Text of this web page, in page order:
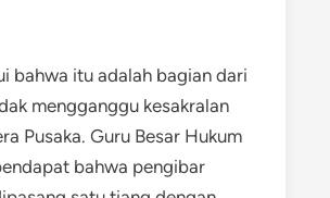
bahwa itu adalah bagian dari
mengganggu kesakralan
Pusaka. Guru Besar Hukum
bahwa pengibar